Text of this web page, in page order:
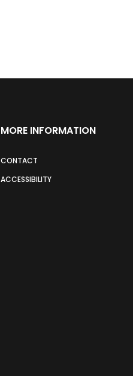
MORE INFORMATION
CONTACT
ACCESSIBILITY